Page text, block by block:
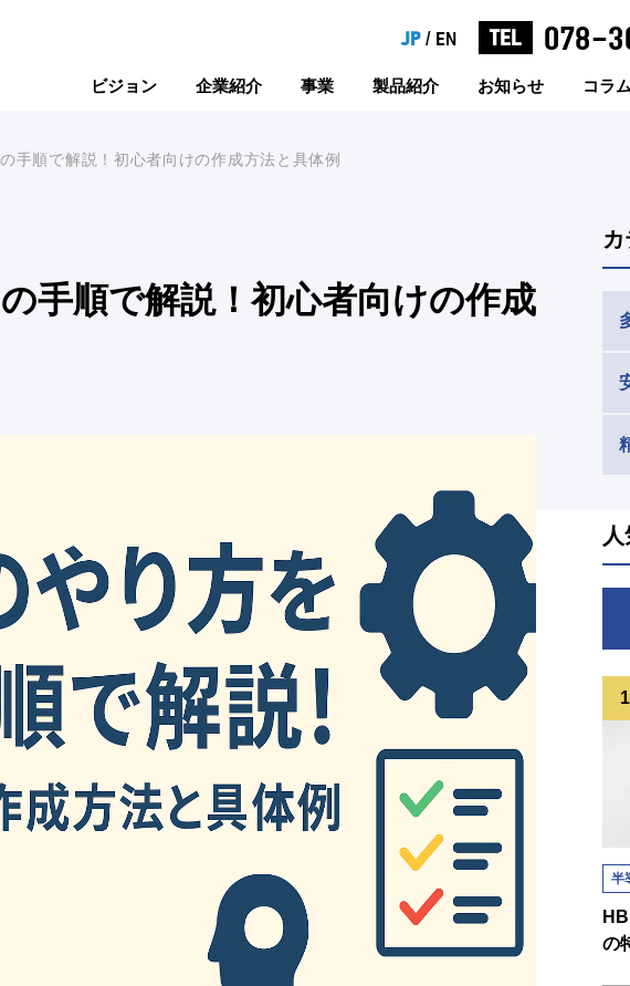
ビジョン 企業紹介 事業 製品紹介 お知らせ コラム
JP / EN TEL 078-
手順で解説！初心者向けの作成方法と具体例
手順で解説！初心者向けの作成
カ
半
の